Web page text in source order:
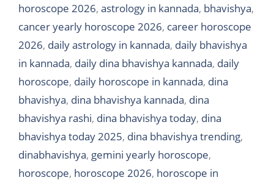
horoscope 2026, astrology in kannada, bhavishya,
cancer yearly horoscope 2026, career horoscope
2026, daily astrology in kannada, daily bhavishya
in kannada, daily dina bhavishya kannada, daily
horoscope, daily horoscope in kannada, dina
bhavishya, dina bhavishya kannada, dina
bhavishya rashi, dina bhavishya today, dina
bhavishya today 2025, dina bhavishya trending,
dinabhavishya, gemini yearly horoscope,
horoscope, horoscope 2026, horoscope in